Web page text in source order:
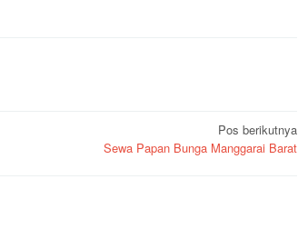
Pos berikutnya
Sewa Papan Bunga Manggarai Barat